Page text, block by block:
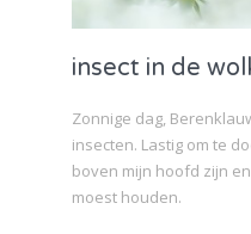
insect in de
Zonnige dag,
insecten. Lastig om te
boven mijn hoofd zijn
moest houden.